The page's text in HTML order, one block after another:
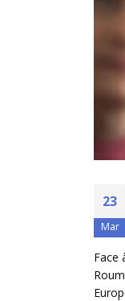
23
Mar
Face